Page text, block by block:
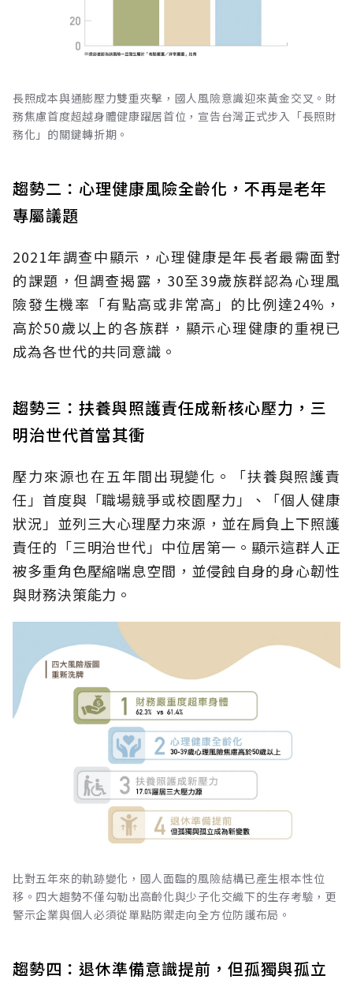
長照成本與通膨壓力雙重夾擊，國人風險意識迎來黃金交叉。財
務焦慮首度超越身體健康躍居首位，宣告台灣正式步入「長照財
務化」的關鍵轉折期。
趨勢二：心理健康風險全齡化，不再是老年
專屬議題
2021年調查中顯示，心理健康是年長者最需面對
的課題，但調查揭露，30至39歲族群認為心理風
險發生機率「有點高或非常高」的比例達24%，
高於50歲以上的各族群，顯示心理健康的重視已
成為各世代的共同意識。
趨勢三：扶養與照護責任成新核心壓力，三
明治世代首當其衝
壓力來源也在五年間出現變化。「扶養與照護責
任」首度與「職場競爭或校園壓力」、「個人健康
狀況」並列三大心理壓力來源，並在肩負上下照護
責任的「三明治世代」中位居第一。顯示這群人正
被多重角色壓縮喘息空間，並侵蝕自身的身心韌性
與財務決策能力。
比對五年來的軌跡變化，國人面臨的風險結構已產生根本性位
移。四大趨勢不僅勾勒出高齡化與少子化交織下的生存考驗，更
警示企業與個人必須從單點防禦走向全方位防護布局。
趨勢四：退休準備意識提前，但孤獨與孤立